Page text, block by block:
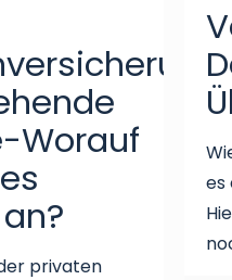
Worauf
privaten
es